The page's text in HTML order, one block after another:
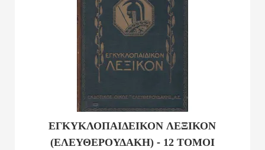
ΕΓΚΥΚΛΟΠΑΙΔΕΙΚΟΝ ΛΕΞΙΚΟΝ
(ΕΛΕΥΘΕΡΟΥΔΑΚΗ) - 12 ΤΟΜΟΙ